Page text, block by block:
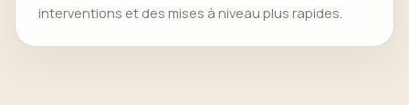
interventions et des mises à niveau plus rapides.